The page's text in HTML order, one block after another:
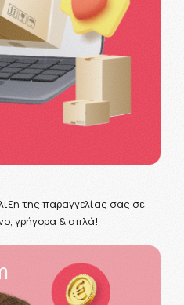
της παραγγελίας σας σε
γρήγορα & απλά!